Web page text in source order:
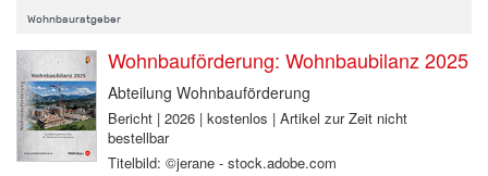
Wohnbauratgeber
Wohnbauförderung: Wohnbaubilanz 2025
Abteilung Wohnbauförderung
Bericht | 2026 | kostenlos | Artikel zur Zeit nicht
bestellbar
Titelbild: ©jerane - stock.adobe.com